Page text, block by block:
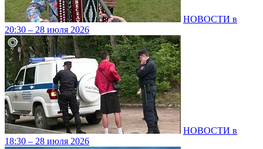
НОВОСТИ в
20:30 – 28 июля 2026
НОВОСТИ в
18:30 – 28 июля 2026